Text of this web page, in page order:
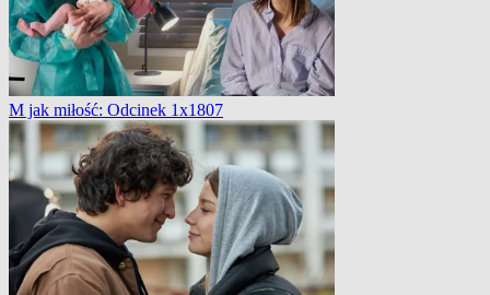
M jak miłość: Odcinek 1x1807